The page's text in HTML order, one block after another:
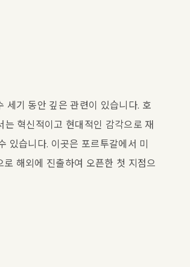
세기 동안 깊은 관련이 있습니다. 호
는 혁신적이고 현대적인 감각으로 재
있습니다. 이곳은 포르투갈에서 미
해외에 진출하여 오픈한 첫 지점으